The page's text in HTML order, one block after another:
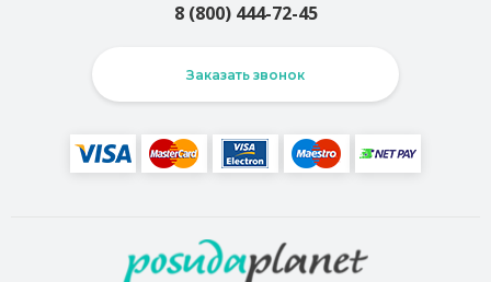
8 (800) 444-72-45
Заказать звонок